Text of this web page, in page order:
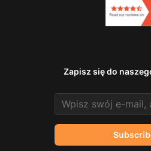
Zapisz się do
Email address